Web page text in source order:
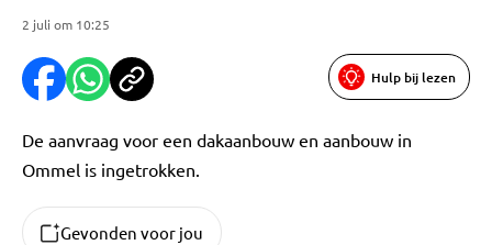
2 juli om 10:25
Hulp bij lezen
De aanvraag voor een dakaanbouw en aanbouw in
Ommel is ingetrokken.
Gevonden voor jou